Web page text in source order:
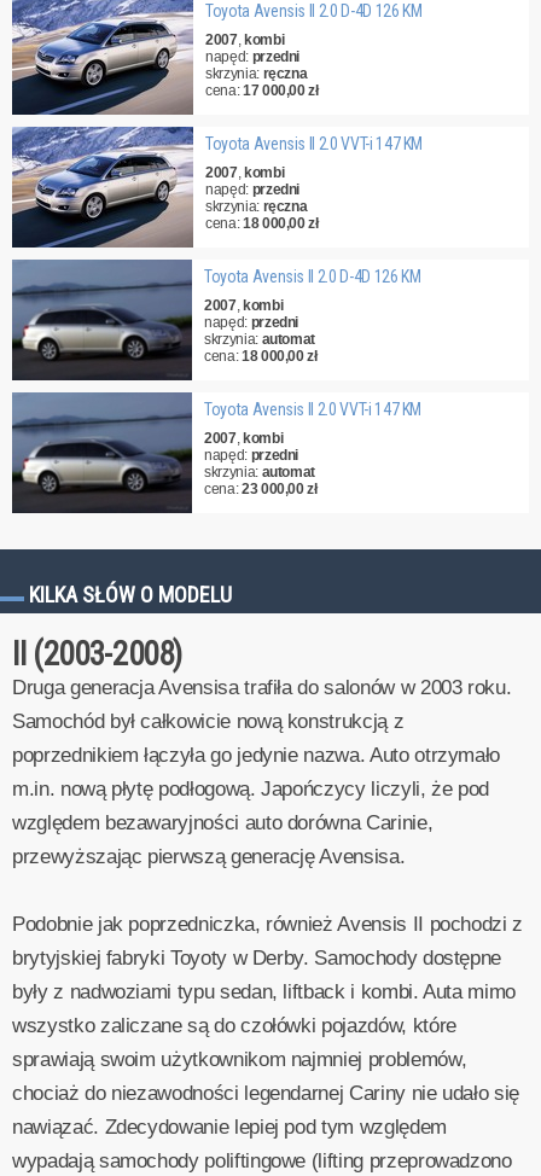
Toyota Avensis II 2.0 D-4D 126 KM
2007, kombi
napęd: przedni
skrzynia: ręczna
cena:17 000,00 zł
Toyota Avensis II 2.0 VVT-i 147 KM
2007, kombi
napęd: przedni
skrzynia: ręczna
cena:18 000,00 zł
Toyota Avensis II 2.0 D-4D 126 KM
2007, kombi
napęd: przedni
skrzynia: automat
cena:18 000,00 zł
Toyota Avensis II 2.0 VVT-i 147 KM
2007, kombi
napęd: przedni
skrzynia: automat
cena:23 000,00 zł
KILKA SŁÓW O MODELU
II (2003-2008)
Druga generacja Avensisa trafiła do salonów w 2003 roku.
Samochód był całkowicie nową konstrukcją z
poprzednikiem łączyła go jedynie nazwa. Auto otrzymało
m.in. nową płytę podłogową. Japończycy liczyli, że pod
względem bezawaryjności auto dorówna Carinie,
przewyższając pierwszą generację Avensisa.
Podobnie jak poprzedniczka, również Avensis II pochodzi z
brytyjskiej fabryki Toyoty w Derby. Samochody dostępne
były z nadwoziami typu sedan, liftback i kombi. Auta mimo
wszystko zaliczane są do czołówki pojazdów, które
sprawiają swoim użytkownikom najmniej problemów,
chociaż do niezawodności legendarnej Cariny nie udało się
nawiązać. Zdecydowanie lepiej pod tym względem
wypadają samochody poliftingowe (lifting przeprowadzono